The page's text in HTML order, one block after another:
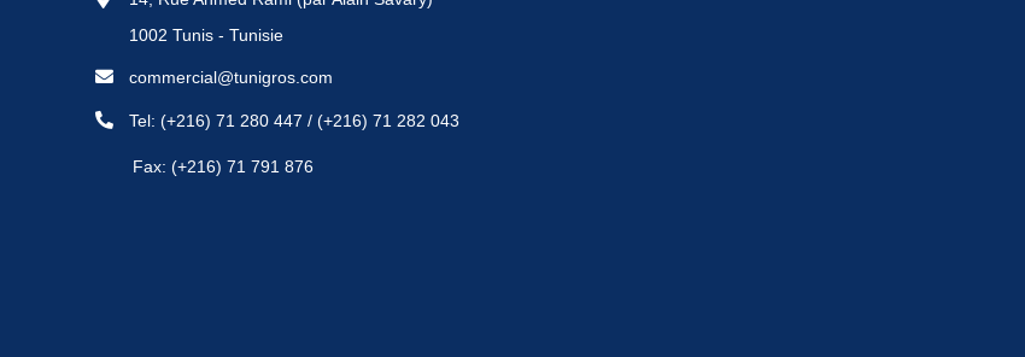
1002 Tunis - Tunisie
commercial@tunigros.com
Tel: (+216) 71 280 447 / (+216) 71 282 043
Fax: (+216) 71 791 876